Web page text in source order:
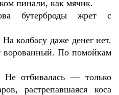
пинали, как мячик.
бутерброды жрет с
колбасу даже денег нет.
ворованный. По помойкам
отбивалась — только
растрепавшаяся коса